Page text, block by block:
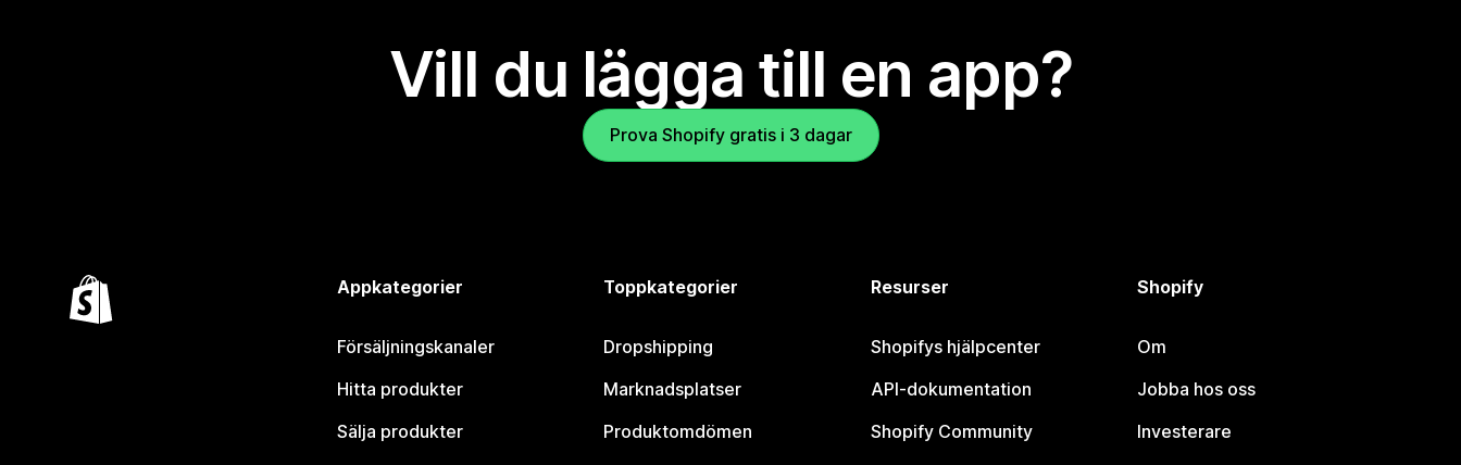
Vill du lägga till en app?
Prova Shopify gratis i 3 dagar
Appkategorier
Försäljningskanaler
Hitta produkter
Sälja produkter
Toppkategorier
Dropshipping
Marknadsplatser
Produktomdömen
Resurser
Shopifys hjälpcenter
API-dokumentation
Shopify Community
Shopify
Om
Jobba hos oss
Investerare